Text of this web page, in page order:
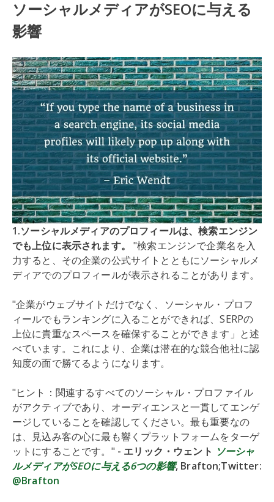
ソーシャルメディアがSEOに与える
影響
1.ソーシャルメディアのプロフィールは、検索エンジン
でも上位に表示されます。
"検索エンジンで企業名を入
力すると、その企業の公式サイトとともにソーシャルメ
ディアでのプロフィールが表示されることがあります。
"企業がウェブサイトだけでなく、ソーシャル・プロフ
ィールでもランキングに入ることができれば、SERPの
上位に貴重なスペースを確保することができます」と述
べています。これにより、企業は潜在的な競合他社に認
知度の面で勝てるようになります。
"ヒント：関連するすべてのソーシャル・プロファイル
がアクティブであり、オーディエンスと一貫してエンゲ
ージしていることを確認してください。最も重要なの
は、見込み客の心に最も響くプラットフォームをターゲ
ットにすることです。" - エリック・ウェント ソーシャ
ルメディアがSEOに与える6つの影響, Brafton;Twitter:
@Brafton